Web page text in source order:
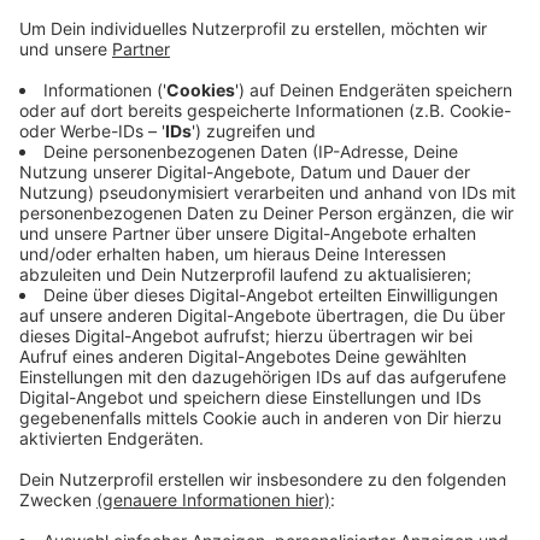
erneuert. Ab Mitte August beginnen außerdem die
Arbeiten am Schwebebahngerüst. Weil die Räder
hier die Schienen teilweise beschädigt haben,
müssen einzelne Schienensegmente ausgetauscht
und andere abgeschliffen werden. Am Wichtigsten
sei es jedoch, herauszufinden, warum die Räder so
schnell verschleißen und wie das in Zukunft
verhindert werden kann. Eine Option sei, wieder auf
das Radreifensystem der alten Schwebebahnen zu
wechseln.
Veröffentlicht:Dienstag, 11.08.2020 06:17
Anzeige